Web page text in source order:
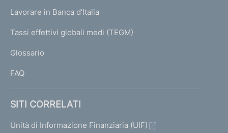
g
T
I
I
Lavorare in Banca d'Italia
Tassi effettivi globali medi (TEGM)
Glossario
FAQ
SITI CORRELATI
Unità di Informazione Finanziaria (UIF)